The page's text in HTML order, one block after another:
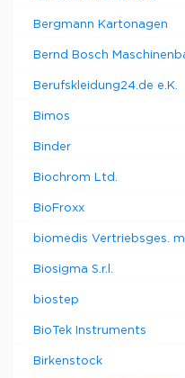
Bergmann Kartonagen
Bernd Bosch
Berufskleidung24.de e.K.
Bimos
Binder
Biochrom Ltd.
BioFroxx
biomedis Vertriebsges.
Biosigma S.r.l.
biostep
BioTek Instruments
Birkenstock